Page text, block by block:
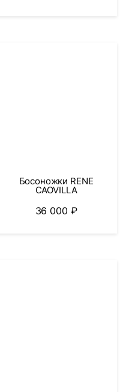
Босоножки RENE
CAOVILLA
36 000 ₽